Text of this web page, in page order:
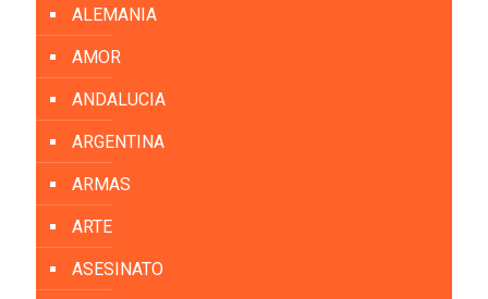
ALEMANIA
AMOR
ANDALUCIA
ARGENTINA
ARMAS
ARTE
ASESINATO